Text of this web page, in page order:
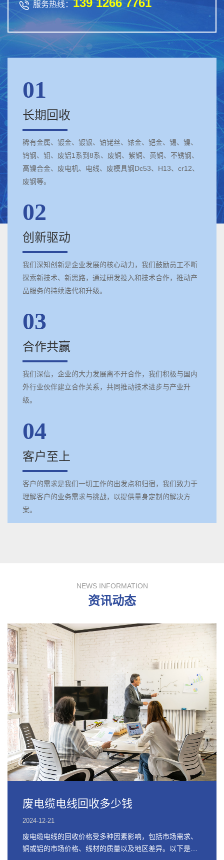
 服务热线：
01
长期回收
稀有金属、镀金、镀银、铂铑丝、铱金、钯金、锡、镍、
钨钢、钼、废铝1系到8系、废铜、紫铜、黄铜、不锈钢、
高镍合金、废电机、电线、废模具钢Dc53、H13、cr12、
废钢等。
02
创新驱动
我们深知创新是企业发展的核心动力，我们鼓励员工不断
探索新技术、新思路，通过研发投入和技术合作，推动产
品服务的持续迭代和升级。
03
合作共赢
我们深信，企业的大力发展离不开合作，我们积极与国内
外行业伙伴建立合作关系，共同推动技术进步与产业升
级。
04
客户至上
客户的需求是我们一切工作的出发点和归宿，我们致力于
理解客户的业务需求与挑战，以提供量身定制的解决方
案。
NEWS INFORMATION
资讯动态
废电缆电线回收多少钱
2024-12-21
废电缆电线的回收价格受多种因素影响，包括市场需求、
铜或铝的市场价格、线材的质量以及地区差异。以下是关